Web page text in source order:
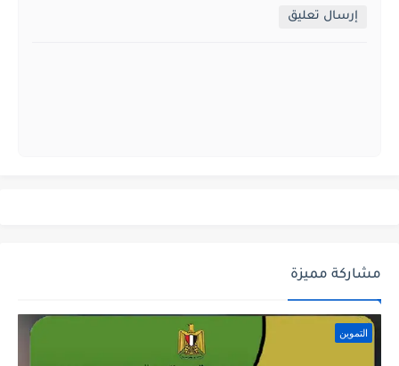
إرسال تعليق
مشاركة مميزة
التموين